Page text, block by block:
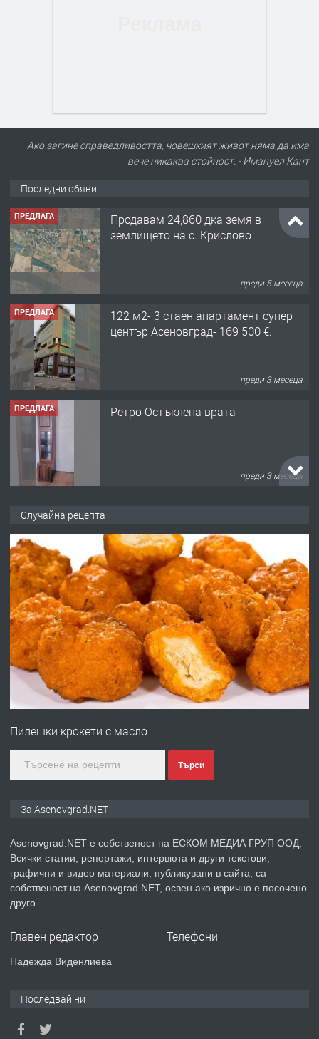
Ако загине справедливостта, човешкият живот няма да има
вече никаква стойност. - Имануел Кант
Последни обяви
ПРЕДЛАГА
Продавам 24,860 дка земя в
землището на с. Крислово
преди 5 месеца
ПРЕДЛАГА
122 м2- 3 стаен апартамент супер
център Асеновград- 169 500 €.
преди 3 месеца
ПРЕДЛАГА Ретро Остъклена врата
преди 3 месеца
преди 10 месеца
ПРЕДЛАГА
Професионална броячна машина -
със сертификат от ЕЦБ
преди 1 година
ПРЕДЛАГА
Професионална зеленчукорезачка
преди 2 години
ПРЕДЛАГА
Давам индивидуалани уроци по
Случайна рецепта
Пилешки крокети с масло
Търси
За Asenovgrad.NET
Asenovgrad.NET е собственост на ЕСКОМ МЕДИА ГРУП ООД.
Всички статии, репортажи, интервюта и други текстови,
графични и видео материали, публикувани в сайта, са
собственост на Asenovgrad.NET, освен ако изрично е посочено
друго.
Главен редактор
Надежда Виденлиева
Телефони
Последвай ни